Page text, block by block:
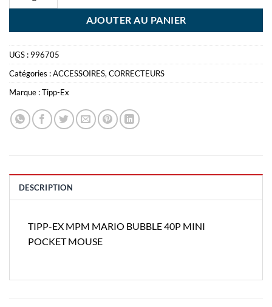
AJOUTER AU PANIER
UGS : 996705
Catégories :ACCESSOIRES, CORRECTEURS
Marque :Tipp-Ex
DESCRIPTION
TIPP-EX MPM MARIO BUBBLE 40P MINI
POCKET MOUSE